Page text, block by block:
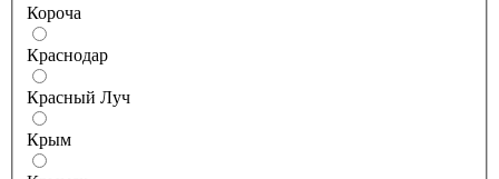
Короча
Краснодар
Красный Луч
Крым